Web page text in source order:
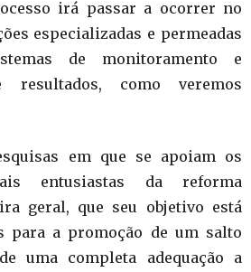
irá passar a ocorrer no
especializadas e permeadas
de monitoramento e
resultados, como veremos
em que se apoiam os
entusiastas da reforma
geral, que seu objetivo está
para a promoção de um salto
uma completa adequação a